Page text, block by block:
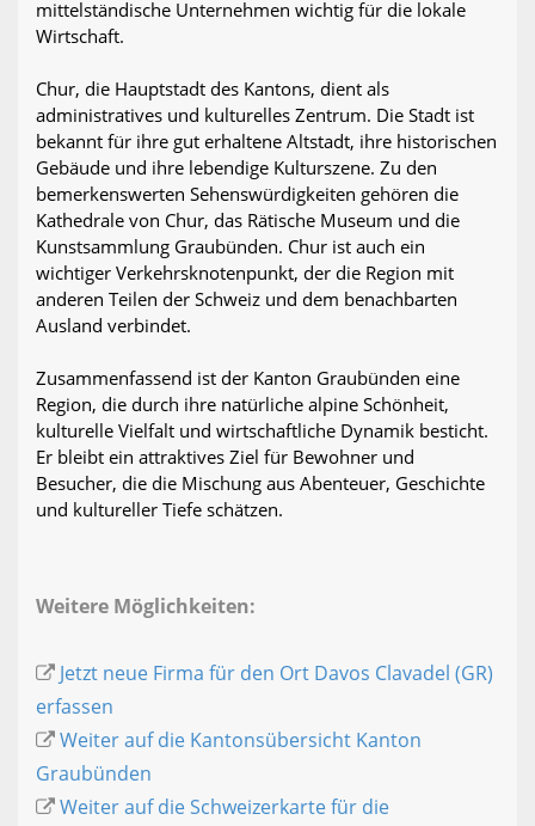
mittelständische Unternehmen wichtig für die lokale
Wirtschaft.
Chur, die Hauptstadt des Kantons, dient als
administratives und kulturelles Zentrum. Die Stadt ist
bekannt für ihre gut erhaltene Altstadt, ihre historischen
Gebäude und ihre lebendige Kulturszene. Zu den
bemerkenswerten Sehenswürdigkeiten gehören die
Kathedrale von Chur, das Rätische Museum und die
Kunstsammlung Graubünden. Chur ist auch ein
wichtiger Verkehrsknotenpunkt, der die Region mit
anderen Teilen der Schweiz und dem benachbarten
Ausland verbindet.
Zusammenfassend ist der Kanton Graubünden eine
Region, die durch ihre natürliche alpine Schönheit,
kulturelle Vielfalt und wirtschaftliche Dynamik besticht.
Er bleibt ein attraktives Ziel für Bewohner und
Besucher, die die Mischung aus Abenteuer, Geschichte
und kultureller Tiefe schätzen.
Weitere Möglichkeiten:
Jetzt neue Firma für den Ort Davos Clavadel (GR)
erfassen
Weiter auf die Kantonsübersicht Kanton
Graubünden
Weiter auf die Schweizerkarte für die